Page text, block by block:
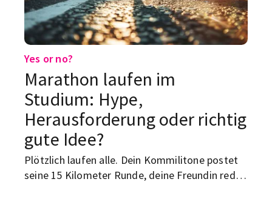
Yes or no?
Marathon laufen im
Studium: Hype,
Herausforderung oder richtig
gute Idee?
Plötzlich laufen alle. Dein Kommilitone postet
seine 15 Kilometer Runde, deine Freundin redet